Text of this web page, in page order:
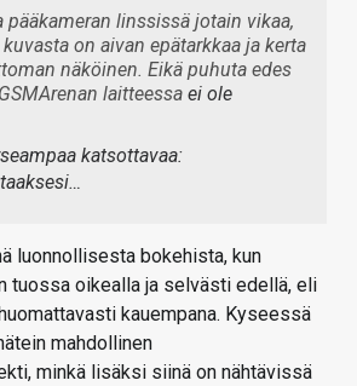
pääkameran linssissä jotain vikaa,
on aivan epätarkkaa ja kerta
näköinen. Eikä puhuta edes
laitteessa ei ole
katsottavaa:
luonnollisesta bokehista, kun
tuossa oikealla ja selvästi edellä, eli
kauempana. Kyseessä
mahdollinen
minkä lisäksi siinä on nähtävissä